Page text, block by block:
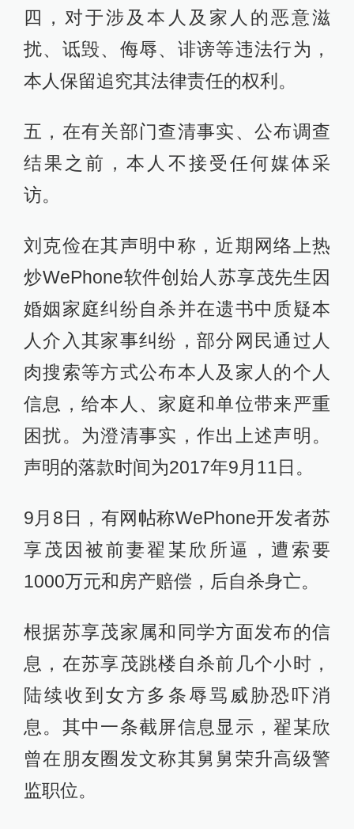
四，对于涉及本人及家人的恶意滋
扰、诋毁、侮辱、诽谤等违法行为，
本人保留追究其法律责任的权利。
五，在有关部门查清事实、公布调查
结果之前，本人不接受任何媒体采
访。
刘克俭在其声明中称，近期网络上热
炒WePhone软件创始人苏享茂先生因
婚姻家庭纠纷自杀并在遗书中质疑本
人介入其家事纠纷，部分网民通过人
肉搜索等方式公布本人及家人的个人
信息，给本人、家庭和单位带来严重
困扰。为澄清事实，作出上述声明。
声明的落款时间为2017年9月11日。
9月8日，有网帖称WePhone开发者苏
享茂因被前妻翟某欣所逼，遭索要
1000万元和房产赔偿，后自杀身亡。
根据苏享茂家属和同学方面发布的信
息，在苏享茂跳楼自杀前几个小时，
陆续收到女方多条辱骂威胁恐吓消
息。其中一条截屏信息显示，翟某欣
曾在朋友圈发文称其舅舅荣升高级警
监职位。